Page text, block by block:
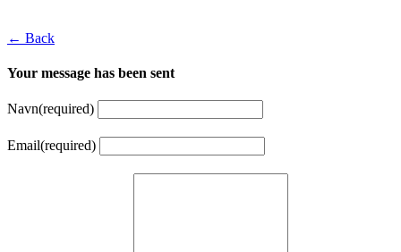
← Back
Your message has been sent
Navn(required)
Email(required)